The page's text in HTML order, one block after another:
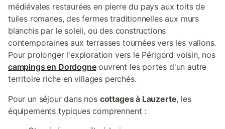
médiévales restaurées en pierre du pays aux toits de
tuiles romanes, des fermes traditionnelles aux murs
blanchis par le soleil, ou des constructions
contemporaines aux terrasses tournées vers les vallons.
Pour prolonger l'exploration vers le Périgord voisin, nos
campings en Dordogneouvrent les portes d'un autre
territoire riche en villages perchés.
Pour un séjour dans nos cottages à Lauzerte, les
équipements typiques comprennent :